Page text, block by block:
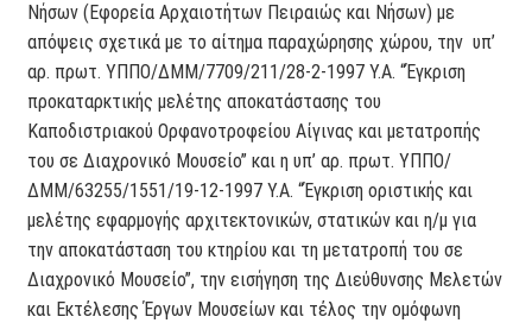
Νήσων (Εφορεία Αρχαιοτήτων Πειραιώς και Νήσων) με
απόψεις σχετικά με το αίτημα παραχώρησης χώρου, την υπ’
αρ. πρωτ. ΥΠΠΟ/ΔΜΜ/7709/211/28-2-1997 Υ.Α. “Έγκριση
προκαταρκτικής μελέτης αποκατάστασης του
Καποδιστριακού Ορφανοτροφείου Αίγινας και μετατροπής
του σε Διαχρονικό Μουσείο” και η υπ’ αρ. πρωτ. ΥΠΠΟ/
ΔΜΜ/63255/1551/19-12-1997 Υ.Α. “Έγκριση οριστικής και
μελέτης εφαρμογής αρχιτεκτονικών, στατικών και η/μ για
την αποκατάσταση του κτηρίου και τη μετατροπή του σε
Διαχρονικό Μουσείο”, την εισήγηση της Διεύθυνσης Μελετών
και Εκτέλεσης Έργων Μουσείων και τέλος την ομόφωνη